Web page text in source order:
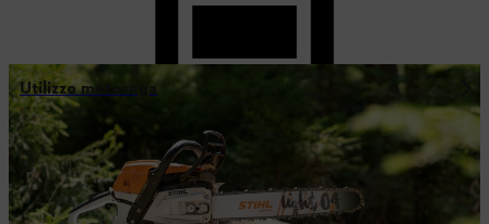
Utilizzo motosega